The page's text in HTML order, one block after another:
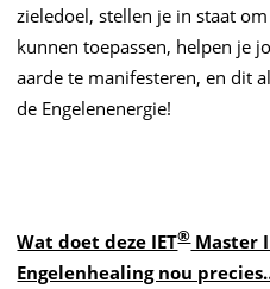
zieledoel, stellen je in staat
kunnen toepassen, helpen je
aarde te manifesteren, en dit
de Engelenenergie!
Wat doet deze IET®Master
Engelenhealing nou